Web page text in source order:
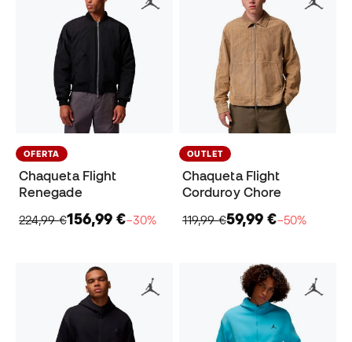
OFERTA
Chaqueta Flight
Renegade
224,99 €156,99 €−30%
OUTLET
Chaqueta Flight
Corduroy Chore
119,99 €59,99 €−50%